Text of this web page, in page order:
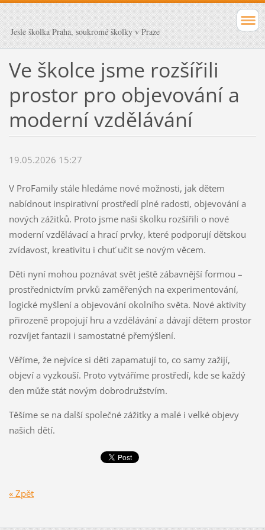
Jesle školka Praha, soukromé školky v Praze
Ve školce jsme rozšířili
prostor pro objevování a
moderní vzdělávání
19.05.2026 15:27
V ProFamily stále hledáme nové možnosti, jak dětem
nabídnout inspirativní prostředí plné radosti, objevování a
nových zážitků. Proto jsme naši školku rozšířili o nové
moderní vzdělávací a hrací prvky, které podporují dětskou
zvídavost, kreativitu i chuť učit se novým věcem.
Děti nyní mohou poznávat svět ještě zábavnější formou –
prostřednictvím prvků zaměřených na experimentování,
logické myšlení a objevování okolního světa. Nové aktivity
přirozeně propojují hru a vzdělávání a dávají dětem prostor
rozvíjet fantazii i samostatné přemýšlení.
Věříme, že nejvíce si děti zapamatují to, co samy zažijí,
objeví a vyzkouší. Proto vytváříme prostředí, kde se každý
den může stát novým dobrodružstvím.
Těšíme se na další společné zážitky a malé i velké objevy
našich dětí.
« Zpět